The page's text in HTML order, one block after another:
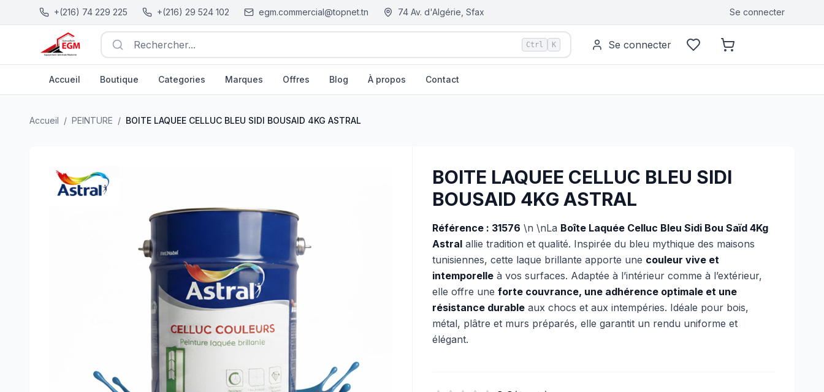
+(216) 74 229 225 +(216) 29 524 102 egm.commercial@topnet.tn 74 Av. d'Algérie, Sfax Se connecter
Rechercher... Ctrl K Se connecter
Accueil Boutique Categories Marques Offres Blog À propos Contact
Accueil / PEINTURE / BOITE LAQUEE CELLUC BLEU SIDI BOUSAID 4KG ASTRAL
BOITE LAQUEE CELLUC BLEU SIDI
BOUSAID 4KG ASTRAL
Référence : 31576 \n \nLa Boîte Laquée Celluc Bleu Sidi Bou Saïd 4Kg
Astral allie tradition et qualité. Inspirée du bleu mythique des maisons
tunisiennes, cette laque brillante apporte une couleur vive et
intemporelle à vos surfaces. Adaptée à l’intérieur comme à l’extérieur,
elle offre une forte couvrance, une adhérence optimale et une
résistance durable aux chocs et aux intempéries. Idéale pour bois,
métal, plâtre et murs préparés, elle garantit un rendu uniforme et
élégant.